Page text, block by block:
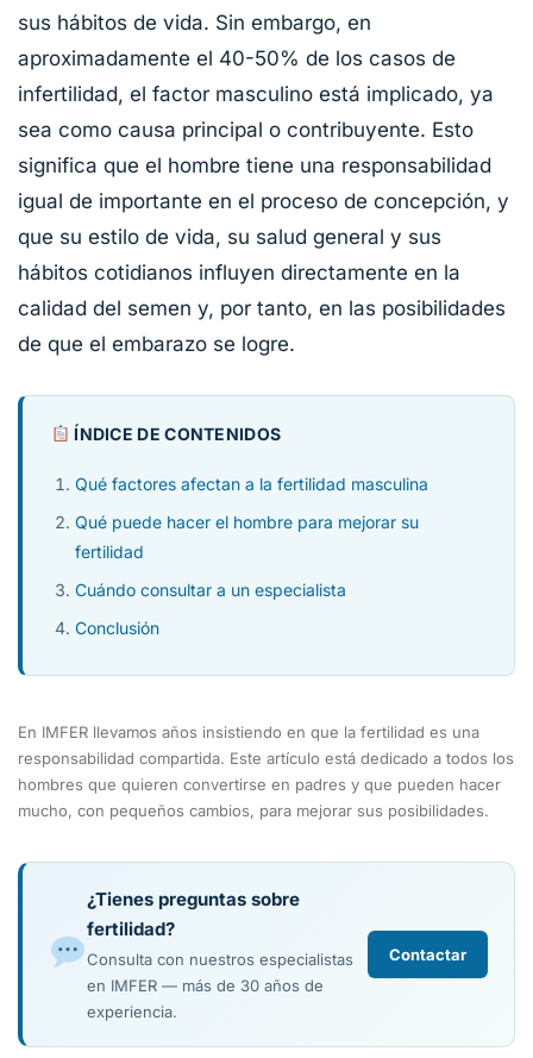
sus hábitos de vida. Sin embargo, en
aproximadamente el 40-50% de los casos de
infertilidad, el factor masculino está implicado, ya
sea como causa principal o contribuyente. Esto
significa que el hombre tiene una responsabilidad
igual de importante en el proceso de concepción, y
que su estilo de vida, su salud general y sus
hábitos cotidianos influyen directamente en la
calidad del semen y, por tanto, en las posibilidades
de que el embarazo se logre.
ÍNDICE DE CONTENIDOS
Qué factores afectan a la fertilidad masculina
Qué puede hacer el hombre para mejorar su
fertilidad
Cuándo consultar a un especialista
Conclusión
En IMFER llevamos años insistiendo en que la fertilidad es una
responsabilidad compartida. Este artículo está dedicado a todos los
hombres que quieren convertirse en padres y que pueden hacer
mucho, con pequeños cambios, para mejorar sus posibilidades.
¿Tienes preguntas sobre
fertilidad?
Consulta con nuestros especialistas
en IMFER — más de 30 años de
experiencia.
Contactar